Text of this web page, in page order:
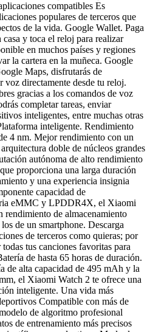
compatibles Es
populares de terceros que
de la vida. Google Wallet. Paga
y toca el reloj para realizar
en muchos países y regiones
la cartera en la muñeca. Google
Maps, disfrutarás de
voz directamente desde tu reloj.
gracias a los comandos de voz
completar tareas, enviar
inteligentes, entre muchas otras
inteligente. Rendimiento
4 nm. Mejor rendimiento con un
doble de núcleos grandes
autónoma de alto rendimiento
proporciona una larga duración
y una experiencia insignia
capacidad de
eMMC y LPDDR4X, el Xiaomi
rendimiento de almacenamiento
de un smartphone. Descarga
de terceros como quieras; por
tus canciones favoritas para
de hasta 65 horas de duración.
de alta capacidad de 495 mAh y la
el Xiaomi Watch 2 te ofrece una
inteligente. Una vida más
Compatible con más de
de algoritmo profesional
de entrenamiento más precisos